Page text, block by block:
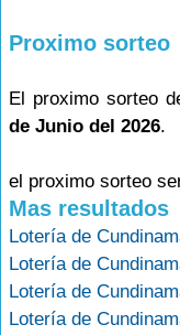
Proximo sorteo
El proximo sorteo
de Junio del 2026.
el proximo sorteo
Mas resultados
Lotería de
Lotería de
Lotería de
Lotería de